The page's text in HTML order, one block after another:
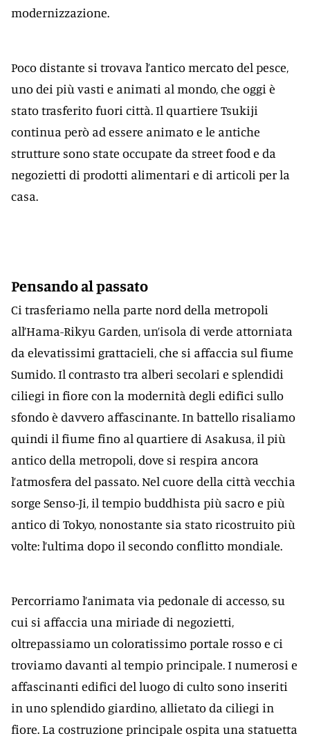
modernizzazione.
Poco distante si trovava l’antico mercato del pesce,
uno dei più vasti e animati al mondo, che oggi è
stato trasferito fuori città. Il quartiere Tsukiji
continua però ad essere animato e le antiche
strutture sono state occupate da street food e da
negozietti di prodotti alimentari e di articoli per la
casa.
Pensando al passato
Ci trasferiamo nella parte nord della metropoli
all’Hama-Rikyu Garden, un’isola di verde attorniata
da elevatissimi grattacieli, che si affaccia sul fiume
Sumido. Il contrasto tra alberi secolari e splendidi
ciliegi in fiore con la modernità degli edifici sullo
sfondo è davvero affascinante. In battello risaliamo
quindi il fiume fino al quartiere di Asakusa, il più
antico della metropoli, dove si respira ancora
l’atmosfera del passato. Nel cuore della città vecchia
sorge Senso-Ji, il tempio buddhista più sacro e più
antico di Tokyo, nonostante sia stato ricostruito più
volte: l’ultima dopo il secondo conflitto mondiale.
Percorriamo l’animata via pedonale di accesso, su
cui si affaccia una miriade di negozietti,
oltrepassiamo un coloratissimo portale rosso e ci
troviamo davanti al tempio principale. I numerosi e
affascinanti edifici del luogo di culto sono inseriti
in uno splendido giardino, allietato da ciliegi in
fiore. La costruzione principale ospita una statuetta